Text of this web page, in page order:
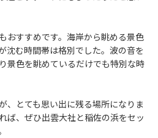
おすすめです。海岸から眺める景色
沈む時間帯は格別でした。波の音を
景色を眺めているだけでも特別な時
、とても思い出に残る場所になりま
ば、ぜひ出雲大社と稲佐の浜をセッ